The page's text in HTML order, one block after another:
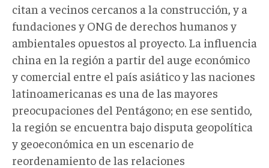
citan a vecinos cercanos a la construcción, y a
fundaciones y ONG de derechos humanos y
ambientales opuestos al proyecto. La influencia
china en la región a partir del auge económico
y comercial entre el país asiático y las naciones
latinoamericanas es una de las mayores
preocupaciones del Pentágono; en ese sentido,
la región se encuentra bajo disputa geopolítica
y geoeconómica en un escenario de
reordenamiento de las relaciones